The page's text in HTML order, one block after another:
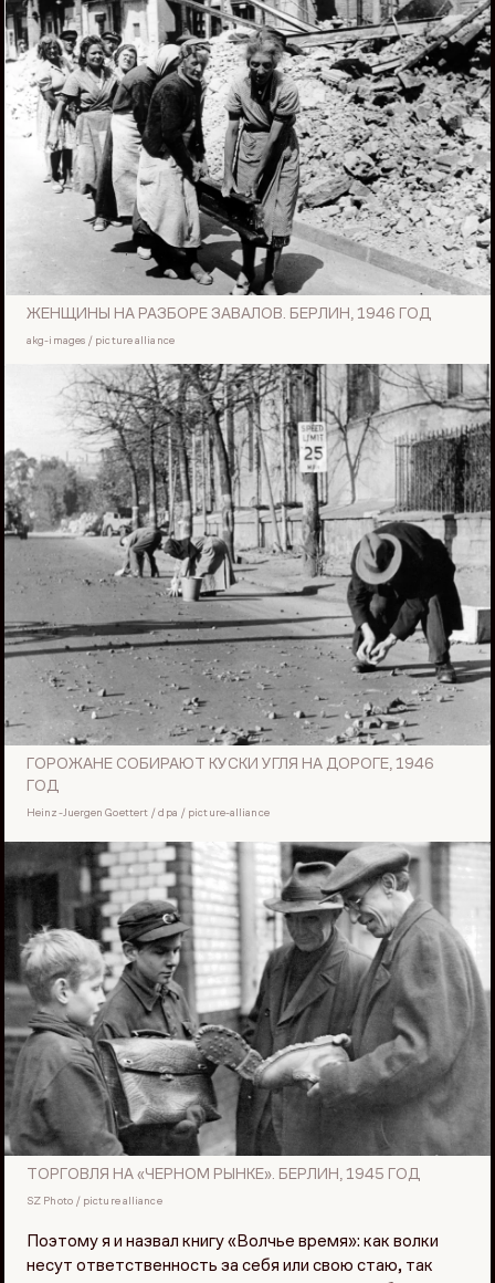
ЖЕНЩИНЫ НА РАЗБОРЕ ЗАВАЛОВ. БЕРЛИН, 1946 ГОД
akg-images / picture alliance
ГОРОЖАНЕ СОБИРАЮТ КУСКИ УГЛЯ НА ДОРОГЕ, 1946
ГОД
Heinz-Juergen Goettert / dpa / picture-alliance
ТОРГОВЛЯ НА «ЧЕРНОМ РЫНКЕ». БЕРЛИН, 1945 ГОД
SZ Photo / picture alliance
Поэтому я и назвал книгу «Волчье время»: как волки
несут ответственность за себя или свою стаю, так